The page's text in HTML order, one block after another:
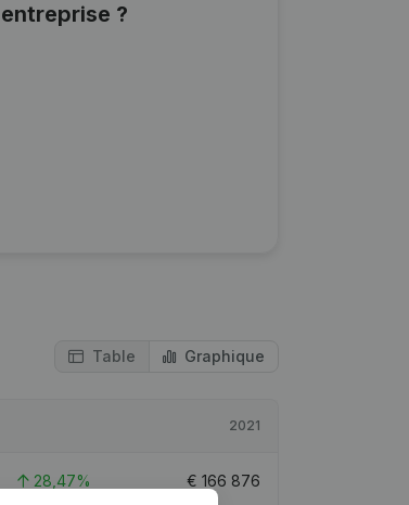
?
Table Graphique
2021
28,47% € 166 876